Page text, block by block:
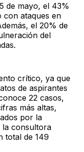
de mayo, el 43%
con ataques en
el 20% de
del
crítico, ya que
de aspirantes
22 casos,
más altas,
por la
la consultora
total de 149